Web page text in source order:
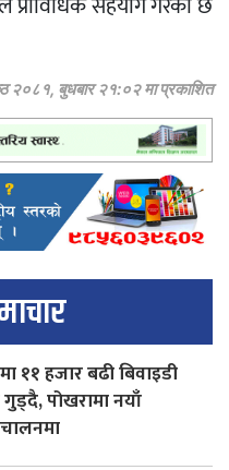
२०८१, बुधबार २१:०२ मा प्रकाशित
११ हजार बढी बिवाइडी
पोखरामा नयाँ